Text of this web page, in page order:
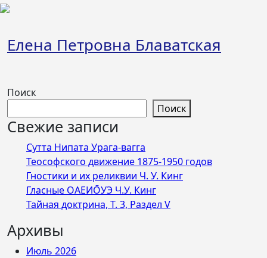
Перейти
Елена Петровна Блаватская
Поиск
Поиск
Свежие записи
Сутта Нипата Урага-вагга
Теософского движение 1875-1950 годов
Гностики и их реликвии Ч. У. Кинг
Гласные ОАЕИО̄УЭ Ч.У. Кинг
Тайная доктрина, Т. 3, Раздел V
Архивы
Июль 2026